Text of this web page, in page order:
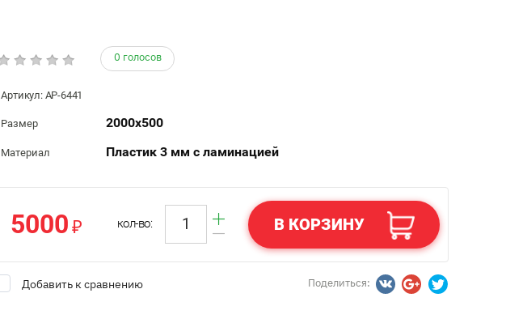
0 голосов
Артикул:АР-6441
Размер 2000х500
Материал Пластик 3 мм с ламинацией
5000₽ кол-во: В КОРЗИНУ
Добавить к сравнению Поделиться: